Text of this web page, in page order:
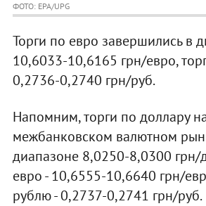
ФОТО: EPA/UPG
Торги по евро завершились в
10,6033-10,6165 грн/евро,
0,2736-0,2740 грн/руб.
Напомним, торги по доллару
межбанковском валютном
диапазоне 8,0250-8,0300 грн/
евро - 10,6555-10,6640 грн/
рублю - 0,2737-0,2741 грн/руб.